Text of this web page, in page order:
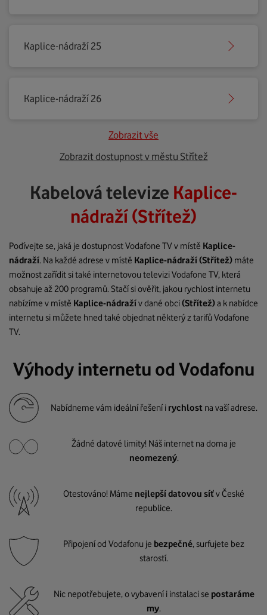
Kaplice-nádraží 25
Kaplice-nádraží 26
Zobrazit vše
Zobrazit dostupnost v městu Střítež
Kabelová televize Kaplice-
nádraží (Střítež)
Podívejte se, jaká je dostupnost Vodafone TV v místě Kaplice-
nádraží. Na každé adrese v místě Kaplice-nádraží(Střítež) máte
možnost zařídit si také internetovou televizi Vodafone TV, která
obsahuje až 200 programů. Stačí si ověřit, jakou rychlost internetu
nabízíme v místě Kaplice-nádražív dané obci(Střítež)a k nabídce
internetu si můžete hned také objednat některý z tarifů Vodafone
TV.
Výhody internetu od Vodafonu
Nabídneme vám ideální řešení i rychlost na vaší adrese.
Žádné datové limity! Náš internet na doma je
neomezený.
Otestováno! Máme nejlepší datovou síťv České
republice.
Připojení od Vodafonu je bezpečné, surfujete bez
starostí.
Nic nepotřebujete, o vybavení i instalaci se postaráme
my.